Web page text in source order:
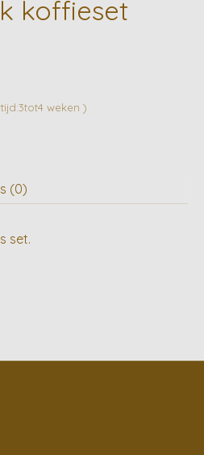
koffieset
is
weken )
(0)
set.